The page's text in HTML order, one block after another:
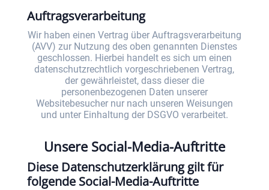
Auftragsverarbeitung
Wir haben einen Vertrag über Auftragsverarbeitung
(AVV) zur Nutzung des oben genannten Dienstes
geschlossen. Hierbei handelt es sich um einen
datenschutzrechtlich vorgeschriebenen Vertrag,
der gewährleistet, dass dieser die
personenbezogenen Daten unserer
Websitebesucher nur nach unseren Weisungen
und unter Einhaltung der DSGVO verarbeitet.
Unsere Social-Media-Auftritte
Diese Datenschutzerklärung gilt für
folgende Social-Media-Auftritte